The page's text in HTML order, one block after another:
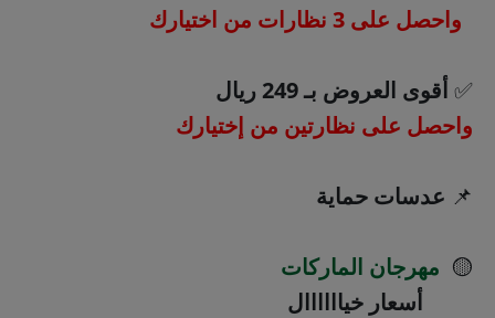
واحصل على 3 نظارات من اختيارك
✅أقوى العروض بـ 249 ريال
واحصل على نظارتين من إختيارك
📌 عدسات حماية
🟡 مهرجان الماركات
أسعار خياااااال